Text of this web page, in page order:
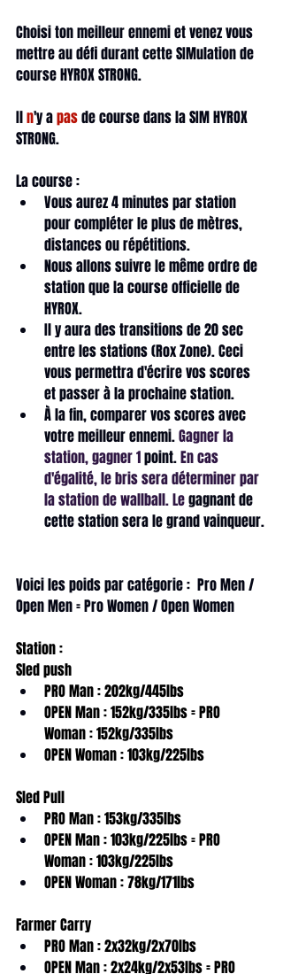
Choisi ton meilleur ennemi et venez vous
mettre au défi durant cette SIMulation de
course HYROX STRONG.
Il n'y a pas de course dans la SIM HYROX
STRONG.
La course :
Vous aurez 4 minutes par station
pour compléter le plus de mètres,
distances ou répétitions.
Nous allons suivre le même ordre de
station que la course officielle de
HYROX.
Il y aura des transitions de 20 sec
entre les stations (Rox Zone). Ceci
vous permettra d'écrire vos scores
et passer à la prochaine station.
À la fin, comparer vos scores avec
votre meilleur ennemi. Gagner la
station, gagner 1 point. En cas
d'égalité, le bris sera déterminer par
la station de wallball. Le gagnant de
cette station sera le grand vainqueur.
Voici les poids par catégorie :  Pro Men /
Open Men = Pro Women / Open Women
Station :
Sled push
PRO Man : 202kg/445lbs
OPEN Man : 152kg/335lbs = PRO
Woman : 152kg/335lbs
OPEN Woman : 103kg/225lbs
Sled Pull
PRO Man : 153kg/335lbs
OPEN Man : 103kg/225lbs = PRO
Woman : 103kg/225lbs
OPEN Woman : 78kg/171lbs
Farmer Carry
PRO Man : 2x32kg/2x70lbs
OPEN Man : 2x24kg/2x53lbs = PRO